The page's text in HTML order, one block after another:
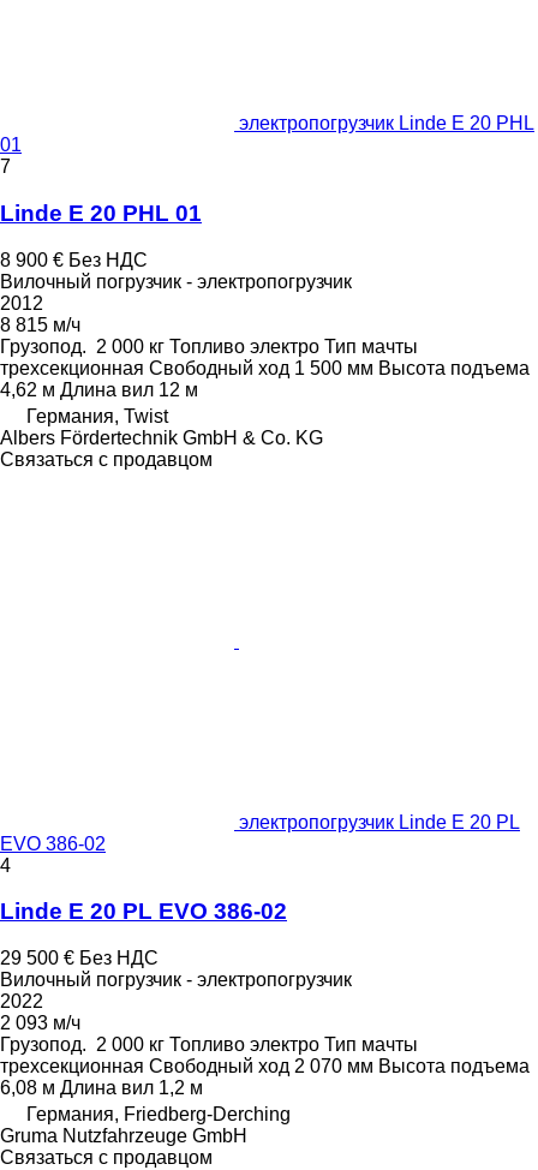
электропогрузчик Linde E 20 PHL
01
7
Linde E 20 PHL 01
8 900 € Без НДС
Вилочный погрузчик - электропогрузчик
2012
8 815 м/ч
Грузопод. 2 000 кг Топливо электро Тип мачты
трехсекционная Свободный ход 1 500 мм Высота подъема
4,62 м Длина вил 12 м
Германия, Twist
Albers Fördertechnik GmbH & Co. KG
Связаться с продавцом
электропогрузчик Linde E 20 PL
EVO 386-02
4
Linde E 20 PL EVO 386-02
29 500 € Без НДС
Вилочный погрузчик - электропогрузчик
2022
2 093 м/ч
Грузопод. 2 000 кг Топливо электро Тип мачты
трехсекционная Свободный ход 2 070 мм Высота подъема
6,08 м Длина вил 1,2 м
Германия, Friedberg-Derching
Gruma Nutzfahrzeuge GmbH
Связаться с продавцом